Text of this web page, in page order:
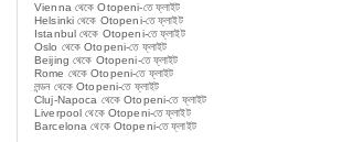
Vienna থেকে Otopeni-তে ফ্লাইট
Helsinki থেকে Otopeni-তে ফ্লাইট
Istanbul থেকে Otopeni-তে ফ্লাইট
Oslo থেকে Otopeni-তে ফ্লাইট
Beijing থেকে Otopeni-তে ফ্লাইট
Rome থেকে Otopeni-তে ফ্লাইট
লন্ডন থেকে Otopeni-তে ফ্লাইট
Cluj-Napoca থেকে Otopeni-তে ফ্লাইট
Liverpool থেকে Otopeni-তে ফ্লাইট
Barcelona থেকে Otopeni-তে ফ্লাইট